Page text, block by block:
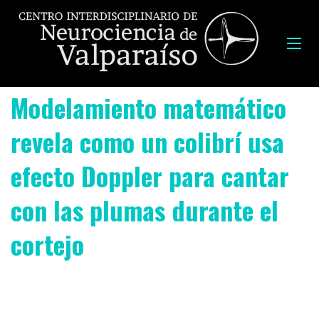
Modelamiento matemático
revela como un colibrí usa
efecto Doppler para cantar
con las plumas durante el
cortejo